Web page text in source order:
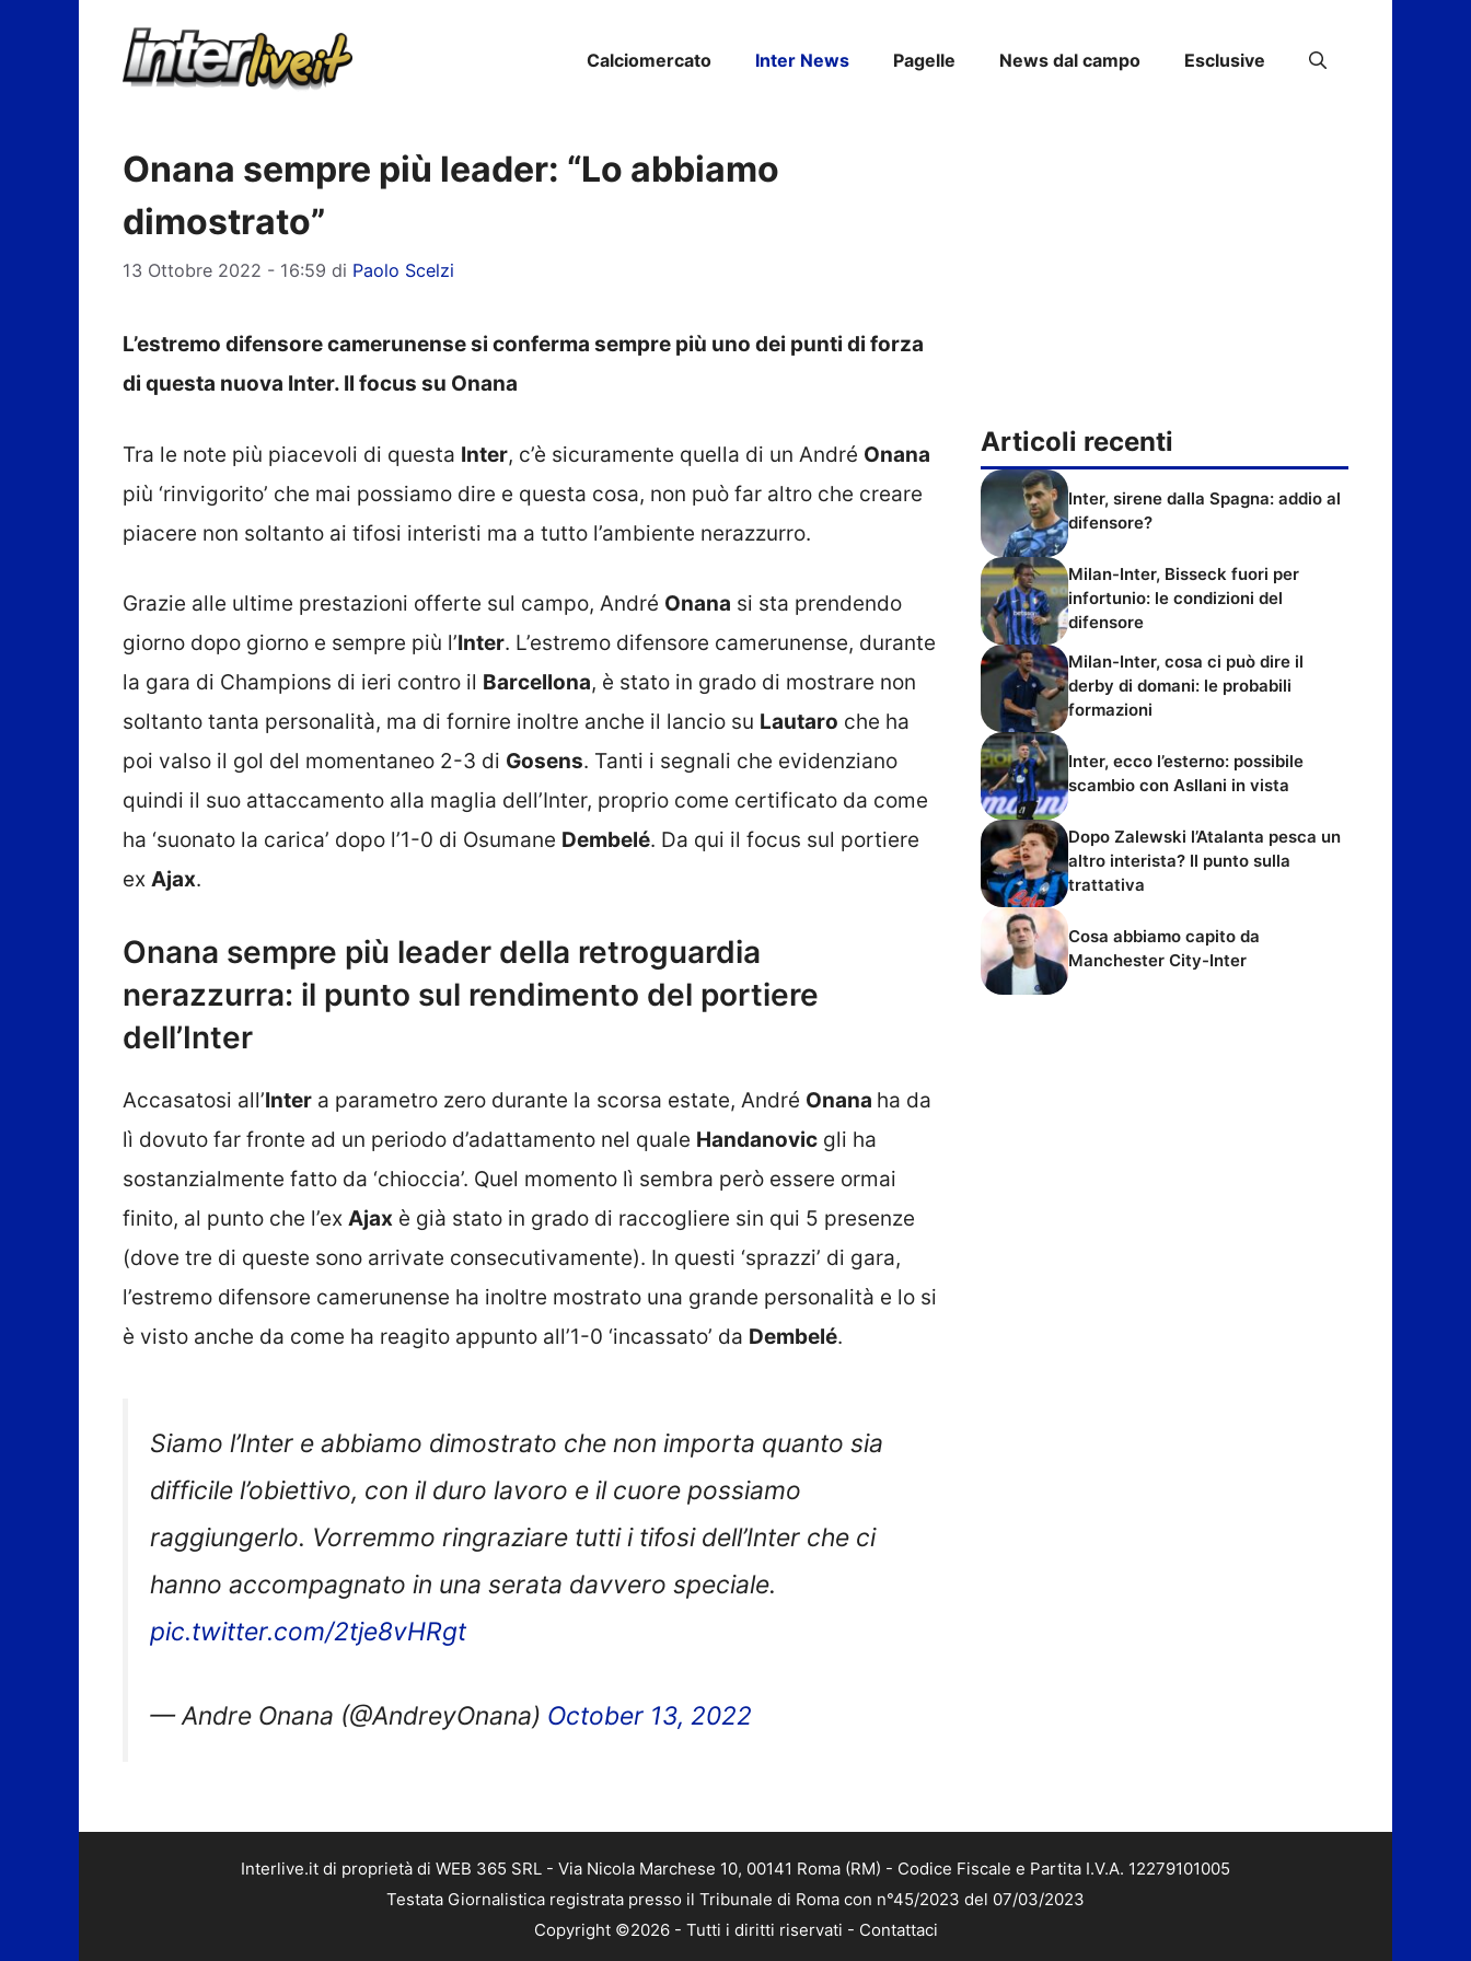
Calciomercato Inter News Pagelle News dal campo Esclusive
Onana sempre più leader: “Lo abbiamo
dimostrato”
13 Ottobre 2022 - 16:59 di Paolo Scelzi
L’estremo difensore camerunense si conferma sempre più uno dei punti di forza
di questa nuova Inter. Il focus su Onana
Tra le note più piacevoli di questa Inter, c’è sicuramente quella di un André Onana
più ‘rinvigorito’ che mai possiamo dire e questa cosa, non può far altro che creare
piacere non soltanto ai tifosi interisti ma a tutto l’ambiente nerazzurro.
Grazie alle ultime prestazioni offerte sul campo, André Onana si sta prendendo
giorno dopo giorno e sempre più l’Inter. L’estremo difensore camerunense, durante
la gara di Champions di ieri contro il Barcellona, è stato in grado di mostrare non
soltanto tanta personalità, ma di fornire inoltre anche il lancio su Lautaro che ha
poi valso il gol del momentaneo 2-3 di Gosens. Tanti i segnali che evidenziano
quindi il suo attaccamento alla maglia dell’Inter, proprio come certificato da come
ha ‘suonato la carica’ dopo l’1-0 di Osumane Dembelé. Da qui il focus sul portiere
ex Ajax.
Onana sempre più leader della retroguardia
nerazzurra: il punto sul rendimento del portiere
dell’Inter
Accasatosi all’Inter a parametro zero durante la scorsa estate, André Onana ha da
lì dovuto far fronte ad un periodo d’adattamento nel quale Handanovic gli ha
sostanzialmente fatto da ‘chioccia’. Quel momento lì sembra però essere ormai
finito, al punto che l’ex Ajax è già stato in grado di raccogliere sin qui 5 presenze
(dove tre di queste sono arrivate consecutivamente). In questi ‘sprazzi’ di gara,
l’estremo difensore camerunense ha inoltre mostrato una grande personalità e lo si
è visto anche da come ha reagito appunto all’1-0 ‘incassato’ da Dembelé.
Siamo l’Inter e abbiamo dimostrato che non importa quanto sia
difficile l’obiettivo, con il duro lavoro e il cuore possiamo
raggiungerlo. Vorremmo ringraziare tutti i tifosi dell’Inter che ci
hanno accompagnato in una serata davvero speciale.
pic.twitter.com/2tje8vHRgt
— Andre Onana (@AndreyOnana) October 13, 2022
Articoli recenti
Inter, sirene dalla Spagna: addio al
difensore?
Milan-Inter, Bisseck fuori per
infortunio: le condizioni del
difensore
Milan-Inter, cosa ci può dire il
derby di domani: le probabili
formazioni
Inter, ecco l’esterno: possibile
scambio con Asllani in vista
Dopo Zalewski l’Atalanta pesca un
altro interista? Il punto sulla
trattativa
Cosa abbiamo capito da
Manchester City-Inter
Interlive.it di proprietà di WEB 365 SRL - Via Nicola Marchese 10, 00141 Roma (RM) - Codice Fiscale e Partita I.V.A. 12279101005
Testata Giornalistica registrata presso il Tribunale di Roma con n°45/2023 del 07/03/2023
Copyright ©2026 - Tutti i diritti riservati - Contattaci